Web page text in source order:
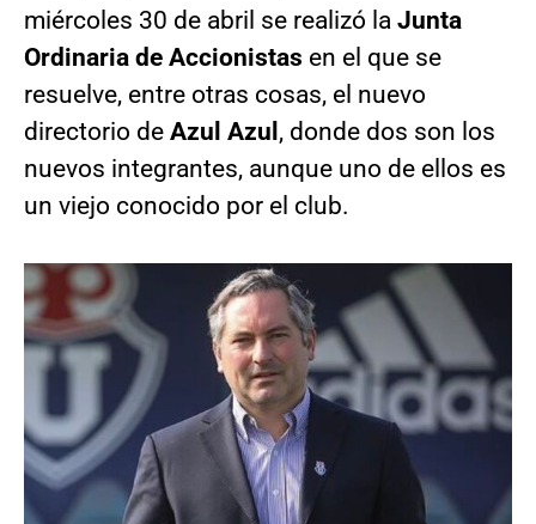
miércoles 30 de abril se realizó la Junta
Ordinaria de Accionistas en el que se
resuelve, entre otras cosas, el nuevo
directorio de Azul Azul , donde dos son los
nuevos integrantes, aunque uno de ellos es
un viejo conocido por el club.